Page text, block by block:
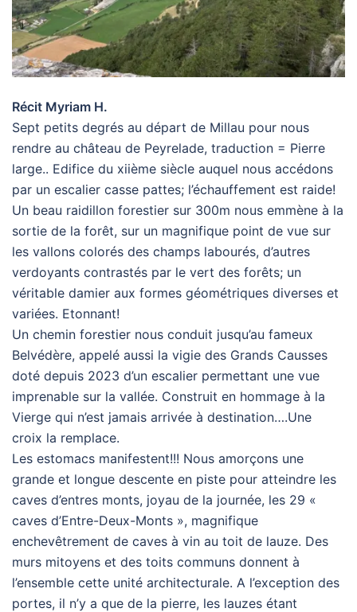
Récit Myriam H.
Sept petits degrés au départ de Millau pour nous
rendre au château de Peyrelade, traduction = Pierre
large.. Edifice du xiième siècle auquel nous accédons
par un escalier casse pattes; l’échauffement est raide!
Un beau raidillon forestier sur 300m nous emmène à la
sortie de la forêt, sur un magnifique point de vue sur
les vallons colorés des champs labourés, d’autres
verdoyants contrastés par le vert des forêts; un
véritable damier aux formes géométriques diverses et
variées. Etonnant!
Un chemin forestier nous conduit jusqu’au fameux
Belvédère, appelé aussi la vigie des Grands Causses
doté depuis 2023 d’un escalier permettant une vue
imprenable sur la vallée. Construit en hommage à la
Vierge qui n’est jamais arrivée à destination….Une
croix la remplace.
Les estomacs manifestent!!! Nous amorçons une
grande et longue descente en piste pour atteindre les
caves d’entres monts, joyau de la journée, les 29 «
caves d’Entre-Deux-Monts », magnifique
enchevêtrement de caves à vin au toit de lauze. Des
murs mitoyens et des toits communs donnent à
l’ensemble cette unité architecturale. A l’exception des
portes, il n’y a que de la pierre, les lauzes étant